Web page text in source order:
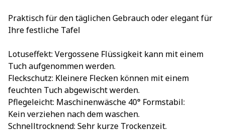
Praktisch für den täglichen Gebrauch oder elegant für
Ihre festliche Tafel
Lotuseffekt: Vergossene Flüssigkeit kann mit einem
Tuch aufgenommen werden.
Fleckschutz: Kleinere Flecken können mit einem
feuchten Tuch abgewischt werden.
Pflegeleicht: Maschinenwäsche 40° Formstabil:
Kein verziehen nach dem waschen.
Schnelltrocknend: Sehr kurze Trockenzeit.